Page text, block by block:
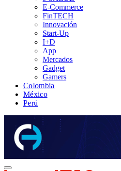
E-Commerce
FinTECH
Innovación
Start-Up
I+D
App
Mercados
Gadget
Gamers
Colombia
México
Perú